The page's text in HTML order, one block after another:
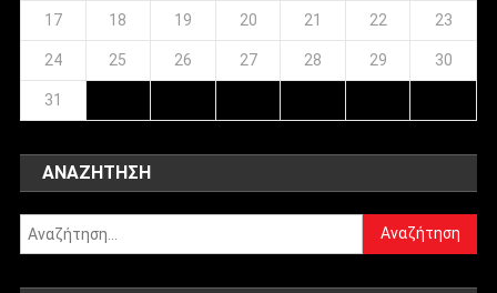
17 18 19 20 21 22 23
24 25 26 27 28 29 30
31
ΑΝΑΖΉΤΗΣΗ
Αναζήτηση
για: